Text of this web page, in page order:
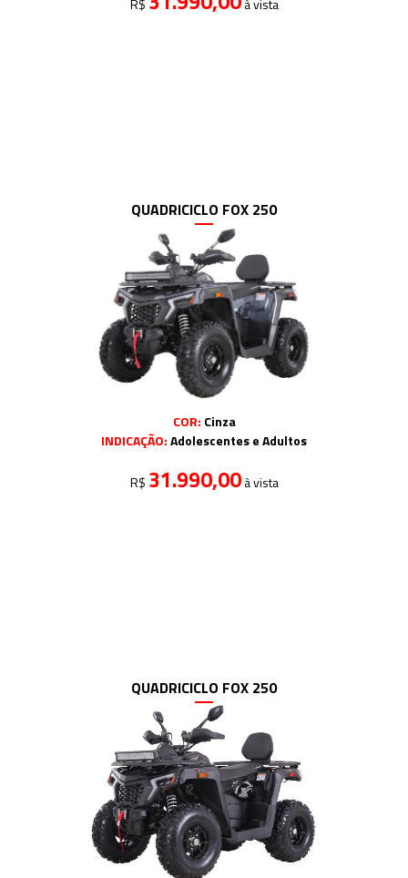
R$ à vista
QUADRICICLO FOX 250
COR: Cinza
INDICAÇÃO:Adolescentes e Adultos
R$ 31.990,00à vista
QUADRICICLO FOX 250